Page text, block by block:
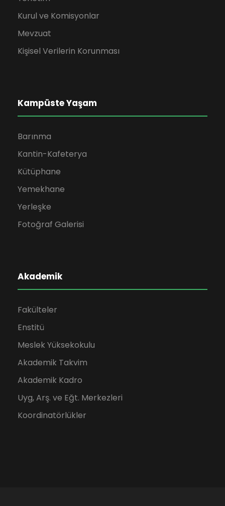
Kurul ve Komisyonlar
Mevzuat
Kişisel Verilerin Korunması
Kampüste Yaşam
Barınma
Kantin-Kafeterya
Kütüphane
Yemekhane
Yerleşke
Fotoğraf Galerisi
Akademik
Fakülteler
Enstitü
Meslek Yüksekokulu
Akademik Takvim
Akademik Kadro
Uyg, Arş. ve Eğt. Merkezleri
Koordinatörlükler